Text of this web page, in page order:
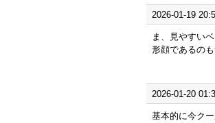
2026-01-19
ま、見やすい
形顔であるのも
2026-01-20
基本的に今ク